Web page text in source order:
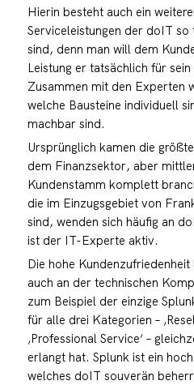
Hierin besteht auch ein
Serviceleistungen der doIT
sind, denn man will dem
Leistung er tatsächlich für
Zusammen mit den Experten
welche Bausteine individuell
machbar sind.
Ursprünglich kamen die
dem Finanzsektor, aber
Kundenstamm komplett
die im Einzugsgebiet von
sind, wenden sich häufig an
ist der IT-Experte aktiv.
Die hohe
auch an der technischen
zum Beispiel der einzige
für alle drei Kategorien –
‚Professional Service‘ –
erlangt hat. Splunk ist ein
welches doIT souverän